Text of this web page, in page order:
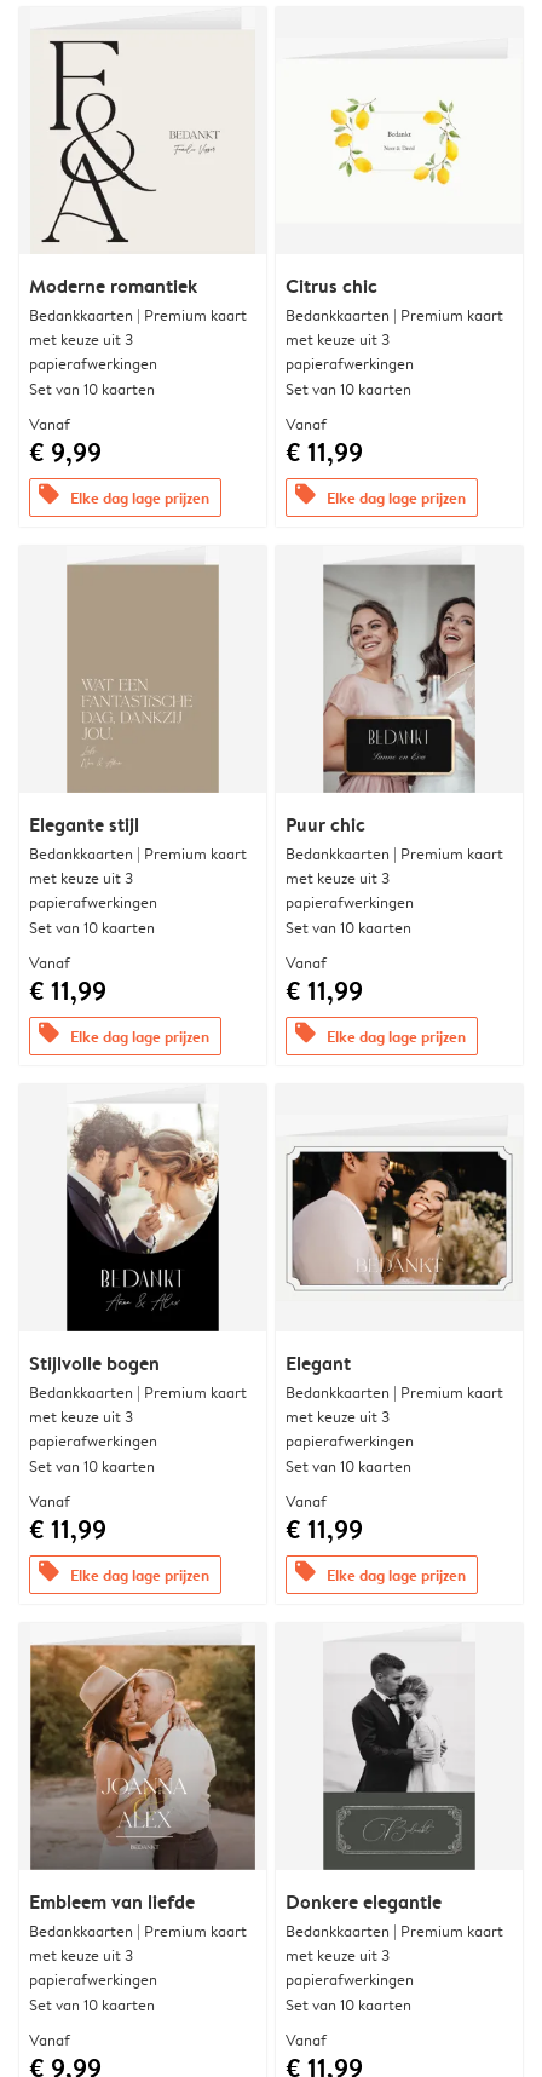
Moderne romantiek
Bedankkaarten | Premium kaart
met keuze uit 3
papierafwerkingen
Set van 10 kaarten
Vanaf
€ 9,99
offers Elke dag lage prijzen
Citrus chic
Bedankkaarten | Premium kaart
met keuze uit 3
papierafwerkingen
Set van 10 kaarten
Vanaf
€ 11,99
offers Elke dag lage prijzen
Elegante stijl
Bedankkaarten | Premium kaart
met keuze uit 3
papierafwerkingen
Set van 10 kaarten
Vanaf
€ 11,99
offers Elke dag lage prijzen
Puur chic
Bedankkaarten | Premium kaart
met keuze uit 3
papierafwerkingen
Set van 10 kaarten
Vanaf
€ 11,99
offers Elke dag lage prijzen
Stijlvolle bogen
Bedankkaarten | Premium kaart
met keuze uit 3
papierafwerkingen
Set van 10 kaarten
Vanaf
€ 11,99
offers Elke dag lage prijzen
Elegant
Bedankkaarten | Premium kaart
met keuze uit 3
papierafwerkingen
Set van 10 kaarten
Vanaf
€ 11,99
offers Elke dag lage prijzen
Embleem van liefde
Bedankkaarten | Premium kaart
met keuze uit 3
papierafwerkingen
Set van 10 kaarten
Vanaf
€ 9,99
Donkere elegantie
Bedankkaarten | Premium kaart
met keuze uit 3
papierafwerkingen
Set van 10 kaarten
Vanaf
€ 11,99